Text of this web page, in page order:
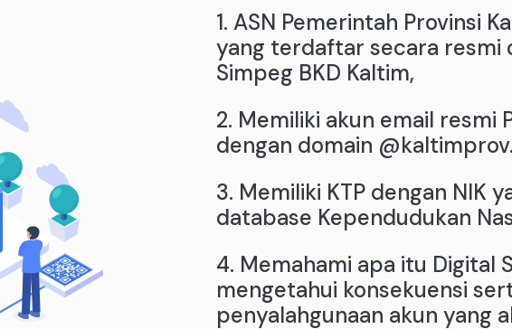
1. ASN Pemerintah Provinsi
yang terdaftar secara resmi
Simpeg BKD Kaltim,
2. Memiliki akun email resmi
dengan domain
3. Memiliki KTP dengan NIK
database Kependudukan
4. Memahami apa itu Digital
mengetahui konsekuensi
penyalahgunaan akun yang